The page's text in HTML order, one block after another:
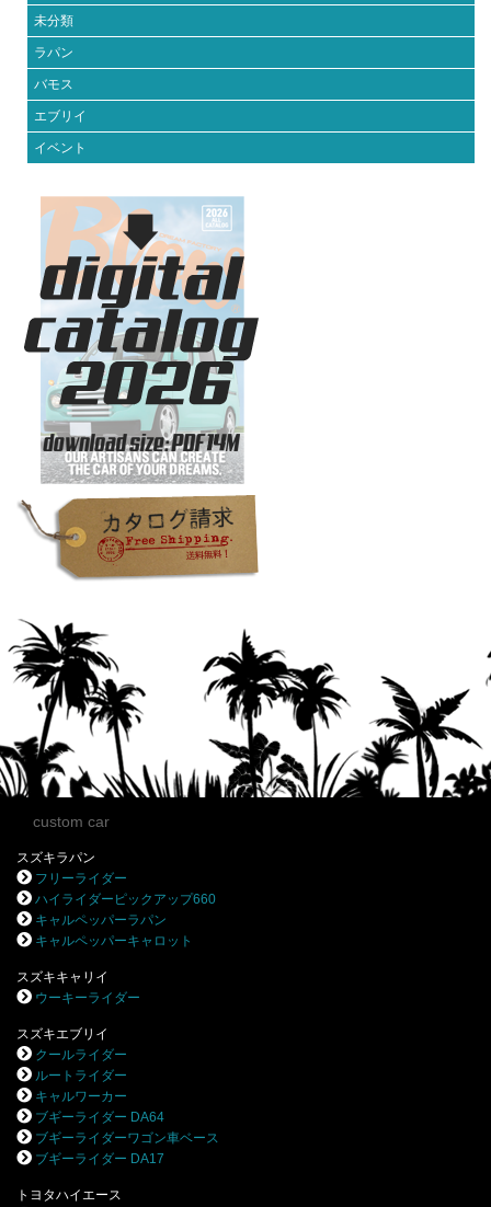
未分類
ラパン
バモス
エブリイ
イベント
custom car
スズキラパン
フリーライダー
ハイライダーピックアップ660
キャルペッパーラパン
キャルペッパーキャロット
スズキキャリイ
ウーキーライダー
スズキエブリイ
クールライダー
ルートライダー
キャルワーカー
ブギーライダー DA64
ブギーライダーワゴン車ベース
ブギーライダー DA17
トヨタハイエース